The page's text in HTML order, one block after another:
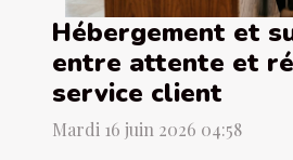
Hébergement et
entre attente et
service client
Mardi 16 juin 2026 04:58